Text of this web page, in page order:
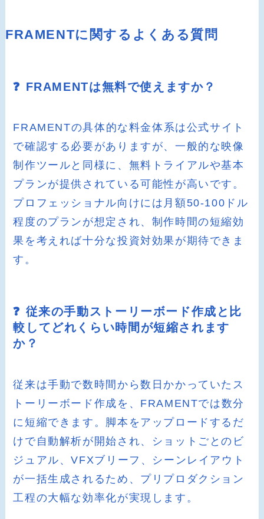
FRAMENTに関するよくある質問
❓ FRAMENTは無料で使えますか？
FRAMENTの具体的な料金体系は公式サイト
で確認する必要がありますが、一般的な映像
制作ツールと同様に、無料トライアルや基本
プランが提供されている可能性が高いです。
プロフェッショナル向けには月額50-100ドル
程度のプランが想定され、制作時間の短縮効
果を考えれば十分な投資対効果が期待できま
す。
❓ 従来の手動ストーリーボード作成と比
較してどれくらい時間が短縮されます
か？
従来は手動で数時間から数日かかっていたス
トーリーボード作成を、FRAMENTでは数分
に短縮できます。脚本をアップロードするだ
けで自動解析が開始され、ショットごとのビ
ジュアル、VFXブリーフ、シーンレイアウト
が一括生成されるため、プリプロダクション
工程の大幅な効率化が実現します。